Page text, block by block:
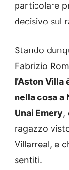
particolare
decisivo sul
Stando
Fabrizio
l’Aston Villa
nella cosa a
Unai Emery,
ragazzo
Villarreal, e
sentiti.